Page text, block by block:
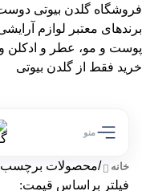
فروشگاه گلدن بیوتی
برندهای معتبر لوازم
پوست و مو، عطر و ادکلن
خرید فقط از گلدن بیوتی
منو
خانه /محصولات برچسب خورده
فیلتر براساس قیمت: